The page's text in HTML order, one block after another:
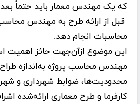
که یک مهندس معمار باید حتماً
قبل از ارائه طرح به مهندس محاسب
محاسبات انجام دهد.
این موضوع ازآن‌جهت حائز اهمیت
مهندس محاسب پروژه به‌اندازه طراح
محدودیت‌ها، ضوابط شهرداری و
کارفرما و طرح معماری ارائه‌شده